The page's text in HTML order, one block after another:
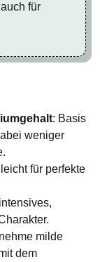
für
: Basis
weniger
für perfekte
milde
dem